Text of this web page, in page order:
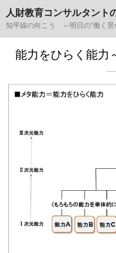
人財教育コンサルタント
知平線の向こう ～明日の“働く
能力をひらく能力